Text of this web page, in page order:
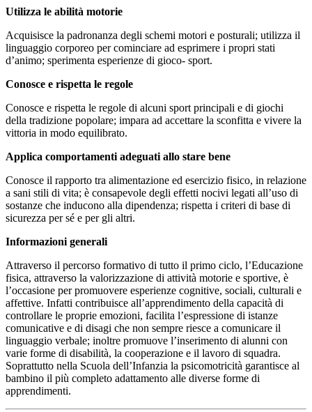
Utilizza le abilità motorie
Acquisisce la padronanza degli schemi motori e posturali; utilizza il
linguaggio corporeo per cominciare ad esprimere i propri stati
d’animo; sperimenta esperienze di gioco- sport.
Conosce e rispetta le regole
Conosce e rispetta le regole di alcuni sport principali e di giochi
della tradizione popolare; impara ad accettare la sconfitta e vivere la
vittoria in modo equilibrato.
Applica comportamenti adeguati allo stare bene
Conosce il rapporto tra alimentazione ed esercizio fisico, in relazione
a sani stili di vita; è consapevole degli effetti nocivi legati all’uso di
sostanze che inducono alla dipendenza; rispetta i criteri di base di
sicurezza per sé e per gli altri.
Informazioni generali
Attraverso il percorso formativo di tutto il primo ciclo, l’Educazione
fisica, attraverso la valorizzazione di attività motorie e sportive, è
l’occasione per promuovere esperienze cognitive, sociali, culturali e
affettive. Infatti contribuisce all’apprendimento della capacità di
controllare le proprie emozioni, facilita l’espressione di istanze
comunicative e di disagi che non sempre riesce a comunicare il
linguaggio verbale; inoltre promuove l’inserimento di alunni con
varie forme di disabilità, la cooperazione e il lavoro di squadra.
Soprattutto nella Scuola dell’Infanzia la psicomotricità garantisce al
bambino il più completo adattamento alle diverse forme di
apprendimenti.